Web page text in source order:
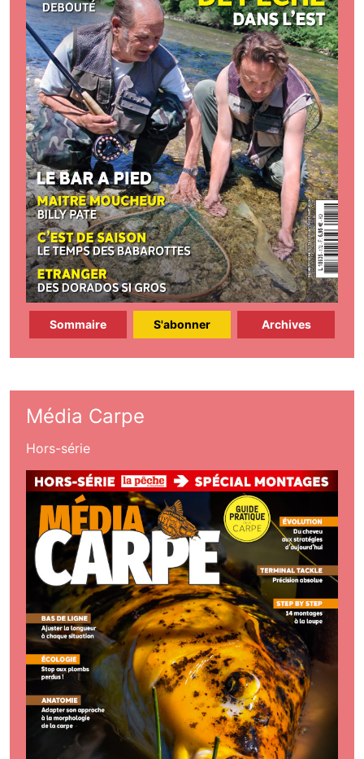
Sommaire S'abonner Archives
Média Carpe
Hors-série